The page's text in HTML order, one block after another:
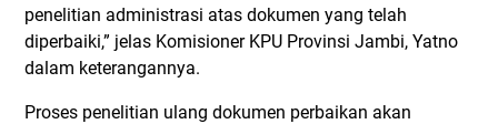
penelitian administrasi atas dokumen yang telah
diperbaiki,” jelas Komisioner KPU Provinsi Jambi, Yatno
dalam keterangannya.
Proses penelitian ulang dokumen perbaikan akan